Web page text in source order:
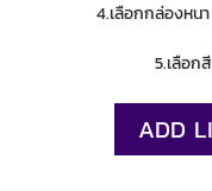
4.เลือกกล่องห
5.เลือก
ADD